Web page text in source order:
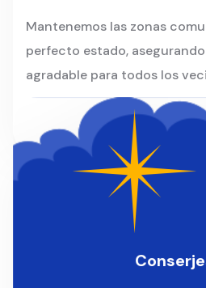
Mantenemos las zonas
perfecto estado,
agradable para todos los